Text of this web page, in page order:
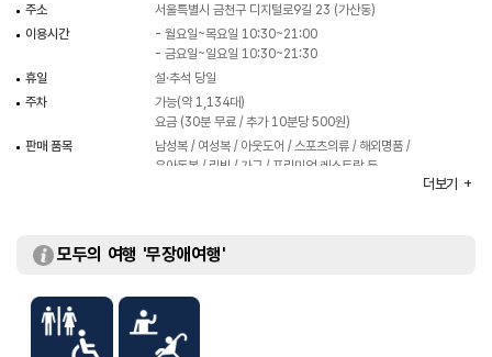
주소
서울특별시 금천구 디지털로9길 23 (가산동)
이용시간
- 월요일~목요일 10:30~21:00
- 금요일~일요일 10:30~21:30
휴일
설·추석 당일
주차
가능(약 1,134대)
요금 (30분 무료 / 추가 10분당 500원)
판매 품목
남성복 / 여성복 / 아웃도어 / 스포츠의류 / 해외명품 /
유아동복 / 리빙 / 가구 / 프리미엄 레스토랑 등
더보기
모두의 여행 '무장애여행'